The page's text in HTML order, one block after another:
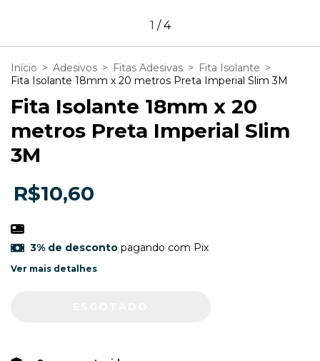
1 /4
Início > Adesivos > Fitas Adesivas > Fita Isolante >
Fita Isolante 18mm x 20 metros Preta Imperial Slim 3M
Fita Isolante 18mm x 20
metros Preta Imperial Slim
3M
R$10,60
3% de descontopagando com Pix
Ver mais detalhes